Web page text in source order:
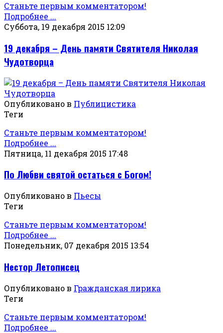
Станьте первым комментатором!
Подробнее ...
Суббота, 19 декабря 2015 12:09
19 декабря – День памяти Святителя Николая
Чудотворца
Опубликовано в Публицистика
Теги
Станьте первым комментатором!
Подробнее ...
Пятница, 11 декабря 2015 17:48
По Любви святой остаться с Богом!
Опубликовано в Пьесы
Теги
Станьте первым комментатором!
Подробнее ...
Понедельник, 07 декабря 2015 13:54
Нестор Летописец
Опубликовано в Гражданская лирика
Теги
Станьте первым комментатором!
Подробнее ...